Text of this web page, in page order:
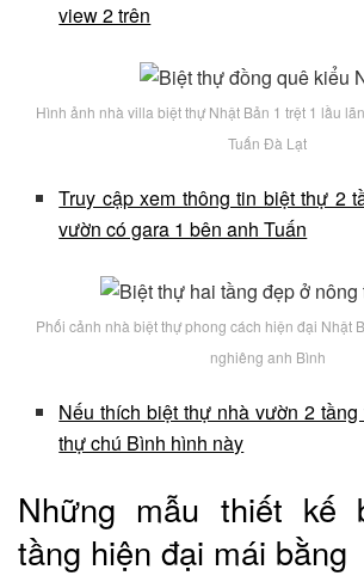
view 2 trên
Hình ảnh nhà villa biệt thự Nhật Bản 1 trệt 1 lầu
Tuấn Đà Lạt
Truy cập xem thông tin biệt thự 2
vườn có gara 1 bên anh Tuấn
Phối cảnh nhà biệt thự phong cách hiện đại Nhật
nghiêng anh Bình
Nếu thích biệt thự nhà vườn 2
thự chú Bình hình này
Những mẫu thiết kế
tầng hiện đại mái bằng